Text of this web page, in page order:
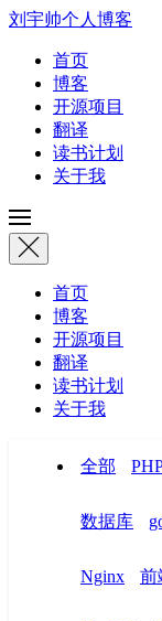
刘宇帅个人博客
首页
博客
开源项目
翻译
读书计划
关于我
首页
博客
开源项目
翻译
读书计划
关于我
全部
数据库
Nginx 前